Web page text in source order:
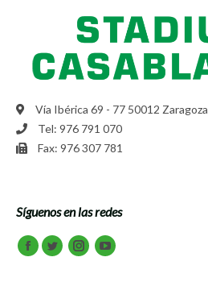
Vía Ibérica 69 - 77 50012 Zaragoza
Tel: 976 791 070
Fax: 976 307 781
Síguenos en las redes
Encuéntranos en:
Facebook
TwitterInstagramYoutube